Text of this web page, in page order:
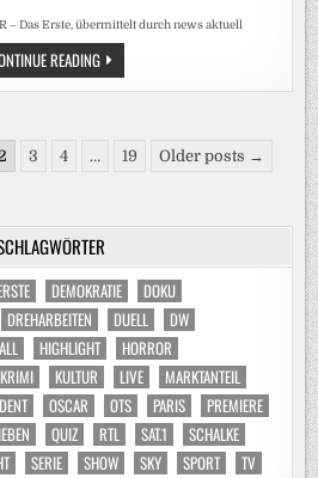
– Das Erste, übermittelt durch news aktuell
READINGDREHARBEITEN
ZUR
SWR
3 4 … 19 Older posts →
DEMOKRATIE
DOKU
DREHARBEITEN DUELL
DW
HIGHLIGHT
HORROR
KRIMI KULTUR LIVE
MARKTANTEIL
OSCAR OTS PARIS
PREMIERE
QUIZ RTL SAT.1
SCHALKE
SERIE SHOW SKY SPORT
TV